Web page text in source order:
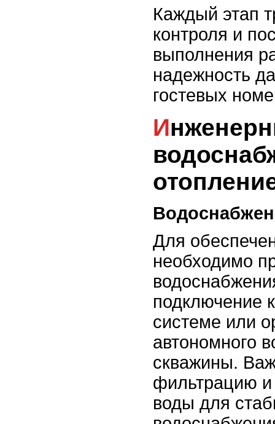
Каждый этап
контроля и
выполнения
надежность
гостевых
Инженерные системы:
Для
необходимо
подключение
системе или
автономного
скважины.
фильтрацию и
воды для